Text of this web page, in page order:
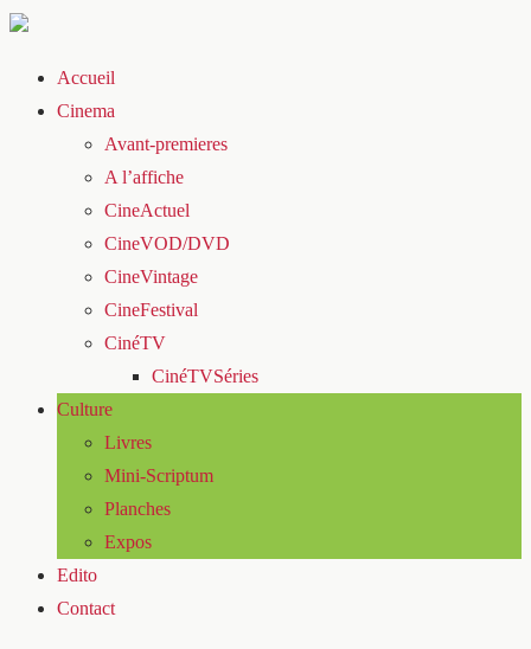
Accueil
Cinema
Avant-premieres
A l’affiche
CineActuel
CineVOD/DVD
CineVintage
CineFestival
CinéTV
CinéTVSéries
Culture
Livres
Mini-Scriptum
Planches
Expos
Edito
Contact